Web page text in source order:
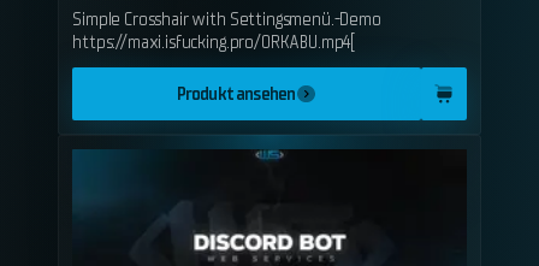
Simple Crosshair with Settingsmenü.-Demo
https://maxi.isfucking.pro/ORKABU.mp4[
Produkt ansehen